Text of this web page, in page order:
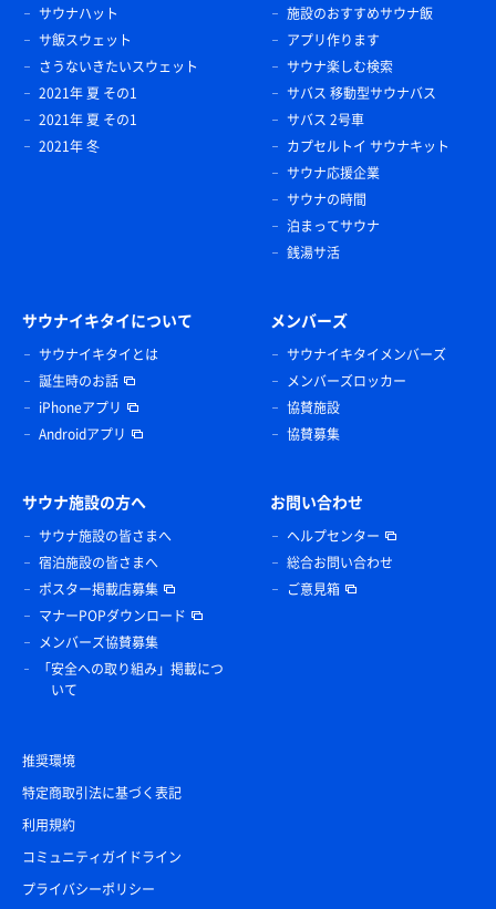
サウナハット
サ飯スウェット
さうないきたいスウェット
2021年 夏 その1
2021年 夏 その1
2021年 冬
施設のおすすめサウナ飯
アプリ作ります
サウナ楽しむ検索
サバス 移動型サウナバス
サバス 2号車
カプセルトイ サウナキット
サウナ応援企業
サウナの時間
泊まってサウナ
銭湯サ活
サウナイキタイについて
サウナイキタイとは
誕生時のお話
iPhoneアプリ
Androidアプリ
メンバーズ
サウナイキタイメンバーズ
メンバーズロッカー
協賛施設
協賛募集
サウナ施設の方へ
サウナ施設の皆さまへ
宿泊施設の皆さまへ
ポスター掲載店募集
マナーPOPダウンロード
メンバーズ協賛募集
「安全への取り組み」掲載につ
いて
お問い合わせ
ヘルプセンター
総合お問い合わせ
ご意見箱
推奨環境
特定商取引法に基づく表記
利用規約
コミュニティガイドライン
プライバシーポリシー